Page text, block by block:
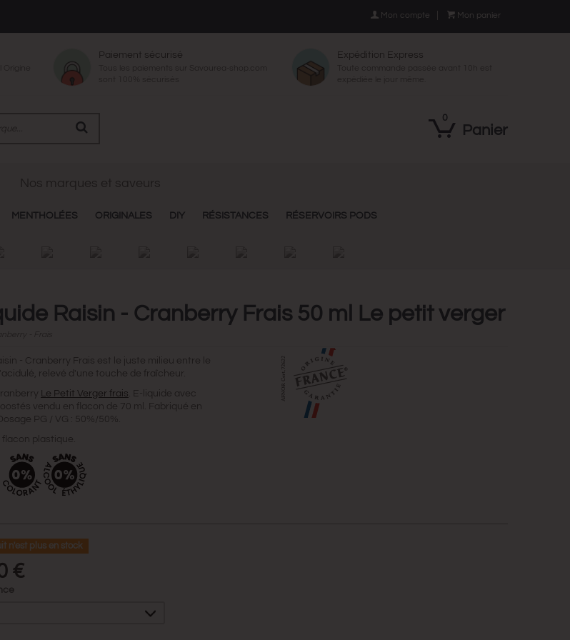
 Mon compte  Mon panier
Paiement sécurisé Expédition Express
Panier
0
MENTHOLÉES ORIGINALES DIY RÉSISTANCES RÉSERVOIRS PODS
Raisin - Cranberry Frais 50 ml Le petit verger
- Cranberry Frais est le juste milieu entre le
relevé d'une touche de fraîcheur.
Le Petit Verger frais. E-liquide avec
vendu en flacon de 70 ml. Fabriqué en
PG / VG : 50%/50%.
flacon plastique.
n'est plus en stock
€